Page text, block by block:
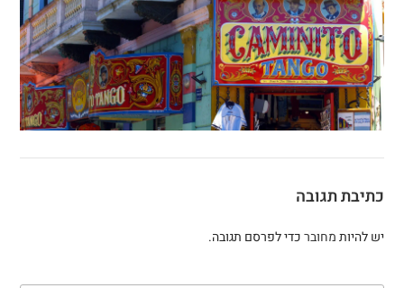
כתיבת תגובה
יש להיותמחוברכדי לפרסם תגובה.